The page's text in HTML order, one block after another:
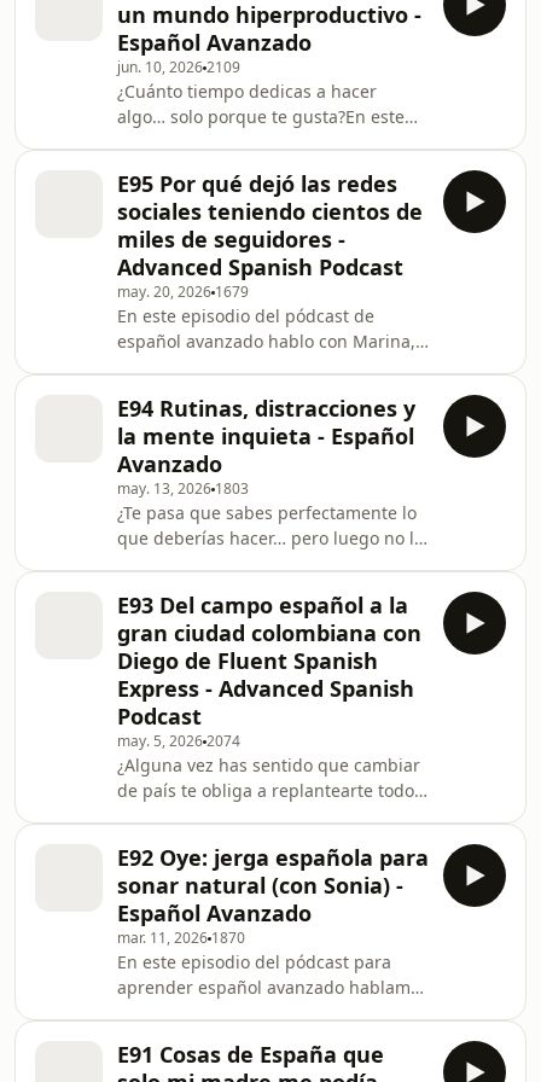
momento de comprar y reformar una
casa. Y sí, hay ilusión… pero también
cajas, decisiones constantes y
bastante cansancio.Comentamos
cómo cambia tu relación con el
dinero, el tiempo y hasta con tu
propio idioma cuando te mete
un mundo hiperproductivo -
Español Avanzado
jun. 10, 20262109
¿Cuánto tiempo dedicas a hacer
algo… solo porque te gusta?En este
esa necesidad de hacer cosas que no
son “productivas”. Partimos del rock
español, de artistas que mezclan
poesía y música, y acabamos
hablando de algo mucho más amplio:
cómo usamos nuestro tiempo y qué
lugar ocupan nuestras pasiones en el
día a día.También reflexi
E95 Por qué dejó las redes
sociales teniendo cientos de
miles de seguidores -
Advanced Spanish Podcast
may. 20, 2026 1679
En este episodio del pódcast de
español avanzado hablo con Marina,
sobre vivir en el extranjero, dejar las
redes sociales, la privacidad en
internet, Taylor Swift, Rosalía,
conciertos, identidad y
nostalgia.Marina cuenta por qué
decidió alejarse de Instagram y TikTok
a pesar de tener miles de seguidores
aprendiendo español, c
E94 Rutinas, distracciones y
la mente inquieta - Español
Avanzado
may. 13, 2026 1803
¿Te pasa que sabes perfectamente lo
que deberías hacer… pero luego no lo
español, sobre algo que nos toca a
todos: la distancia entre la teoría y la
práctica. Hablamos de hábitos
saludables, del sueño, de la ansiedad
en la vida moderna y de cómo
pequeñas decisiones (como limitar el
uso del móvil o salir a caminar)
pueden marcar l
E93 Del campo español a la
gran ciudad colombiana con
Diego de Fluent Spanish
Express - Advanced Spanish
Podcast
may. 5, 20262074
¿Alguna vez has sentido que cambiar
de país te obliga a replantearte todo?
tranquila en el norte de España a
instalarse en una gran ciudad
latinoamericana. Hablamos del
choque cultural, del ritmo de vida, de
la seguridad y de cómo pequeñas
cosas cambian tu forma de moverte
por el mundo. También reflexionamos
sobre la globalización, es
E92 Oye: jerga española para
sonar natural (con Sonia) -
Español Avanzado
mar. 11, 2026 1870
En este episodio del pódcast para
aprender español avanzado hablamos
las expresiones que utilizan los
E91 Cosas de España que